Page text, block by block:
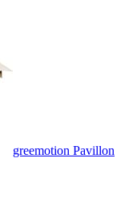
greemotion Pavillon